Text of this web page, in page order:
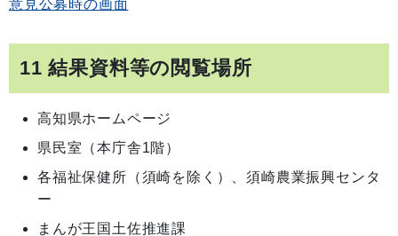
意見公募時の画面
11 結果資料等の閲覧場所
高知県ホームページ
県民室（本庁舎1階）
各福祉保健所（須崎を除く）、須崎農業振興センタ
ー
まんが王国土佐推進課